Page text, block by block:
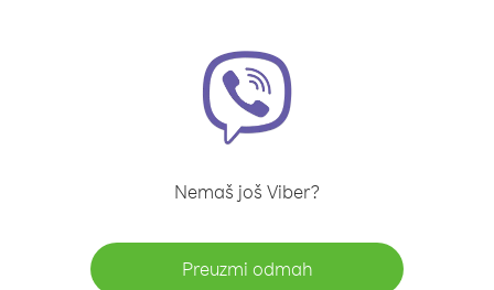
Nemaš još Viber?
Preuzmi odmah